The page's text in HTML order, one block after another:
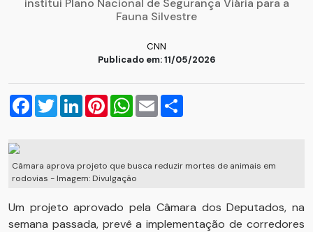
institui Plano Nacional de Segurança Viária para a
Fauna Silvestre
CNN
Publicado em: 11/05/2026
Facebook
TwitterLinkedInPinterestWhatsApp
Email
Câmara aprova projeto que busca reduzir mortes de animais em
rodovias - Imagem: Divulgação
Um projeto aprovado pela Câmara dos Deputados, na
semana passada, prevê a implementação de corredores